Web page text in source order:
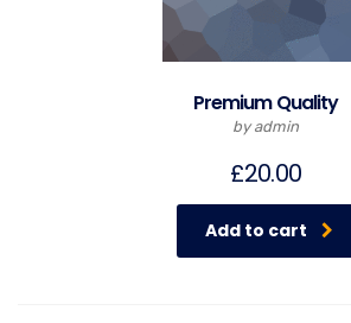
Premium Quality
by admin
£20.00
Add to cart